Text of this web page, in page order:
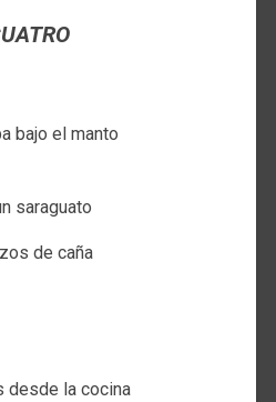
bajo el manto
saraguato
de caña
desde la cocina